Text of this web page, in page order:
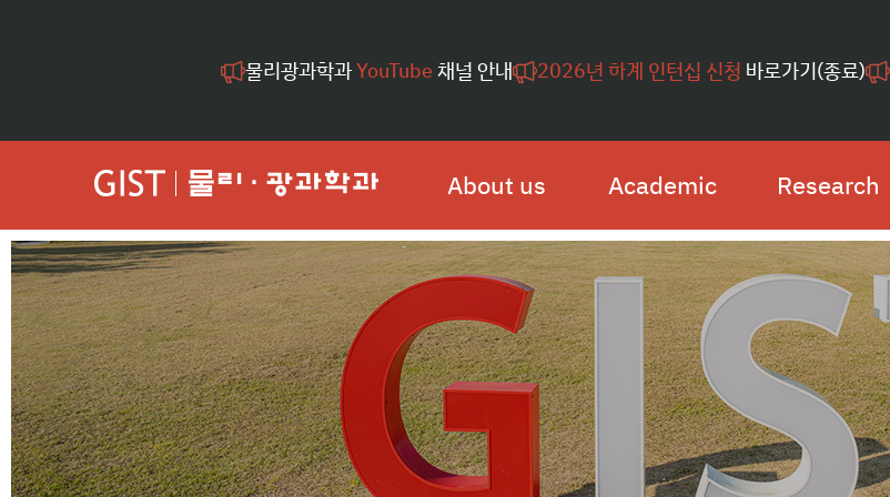
물리광과학과YouTube 채널 안내 2026년 하계 인턴십 신청 바로가기(종료)
About us Academic Research